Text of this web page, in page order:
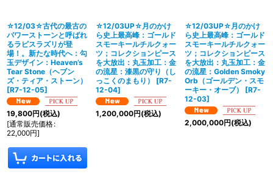
☆12/03☆古代の最古の
パワーストーンと呼ばれ
るラピスラズリが登
場！。新たな時代へ：勾
玉デザイン：Heaven’s
Tear Stone（ヘブン
ズ・ティア・ストーン）
[R7-12-05]
19,800円(税込)
[通常販売価格:
22,000円]
☆12/03UP☆月のかけ
ら史上最高峰：ゴールド
スモーキールチルクォー
ツ；コレクションピース
を大放出：丸玉加工：金
の流星：漆黒の守り（し
っこくのまもり）
[R7-
12-04]
1,200,000円(税込)
☆12/03UP☆月のかけ
ら史上最高峰：ゴールド
スモーキールチルクォー
ツ；コレクションピース
を大放出：丸玉加工：金
の流星：Golden Smoky
Orb（ゴールデン・スモ
ーキー・オーブ）
[R7-
12-03]
2,000,000円(税込)